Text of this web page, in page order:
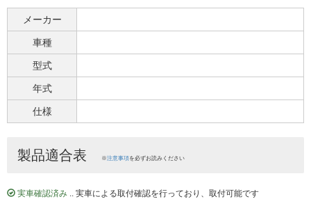
メーカー
車種
型式
年式
仕様
製品適合表 ※注意事項を必ずお読みください
実車確認済み .. 実車による取付確認を行っており、取付可能です